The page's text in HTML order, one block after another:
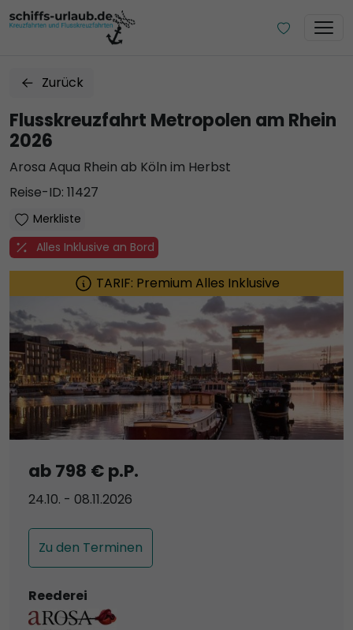
Zurück
Flusskreuzfahrt Metropolen am Rhein
2026
Arosa Aqua Rhein ab Köln im Herbst
Reise-ID: 11427
Merkliste
Alles Inklusive an Bord
TARIF: Premium Alles Inklusive
ab 798 € p.P.
24.10. - 08.11.2026
Zu den Terminen
Reederei